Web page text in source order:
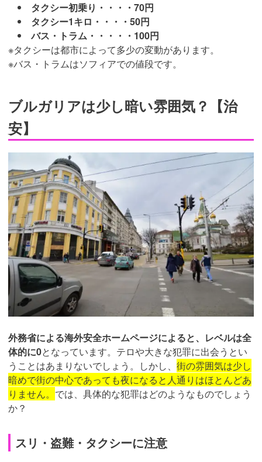
タクシー初乗り・・・・70円
タクシー1キロ・・・・50円
バス・トラム・・・・・100円
※タクシーは都市によって多少の変動があります。
※バス・トラムはソフィアでの値段です。
ブルガリアは少し暗い雰囲気？【治
安】
外務省による海外安全ホームページによると、レベルは全
体的に0となっています。テロや大きな犯罪に出会うとい
うことはあまりないでしょう。しかし、 街の雰囲気は少し
暗めで街の中心であっても夜になると人通りはほとんどあ
りません。 では、具体的な犯罪はどのようなものでしょう
か？
スリ・盗難・タクシーに注意